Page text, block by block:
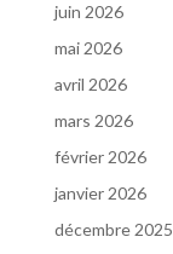
juin 2026
mai 2026
avril 2026
mars 2026
février 2026
janvier 2026
décembre 2025